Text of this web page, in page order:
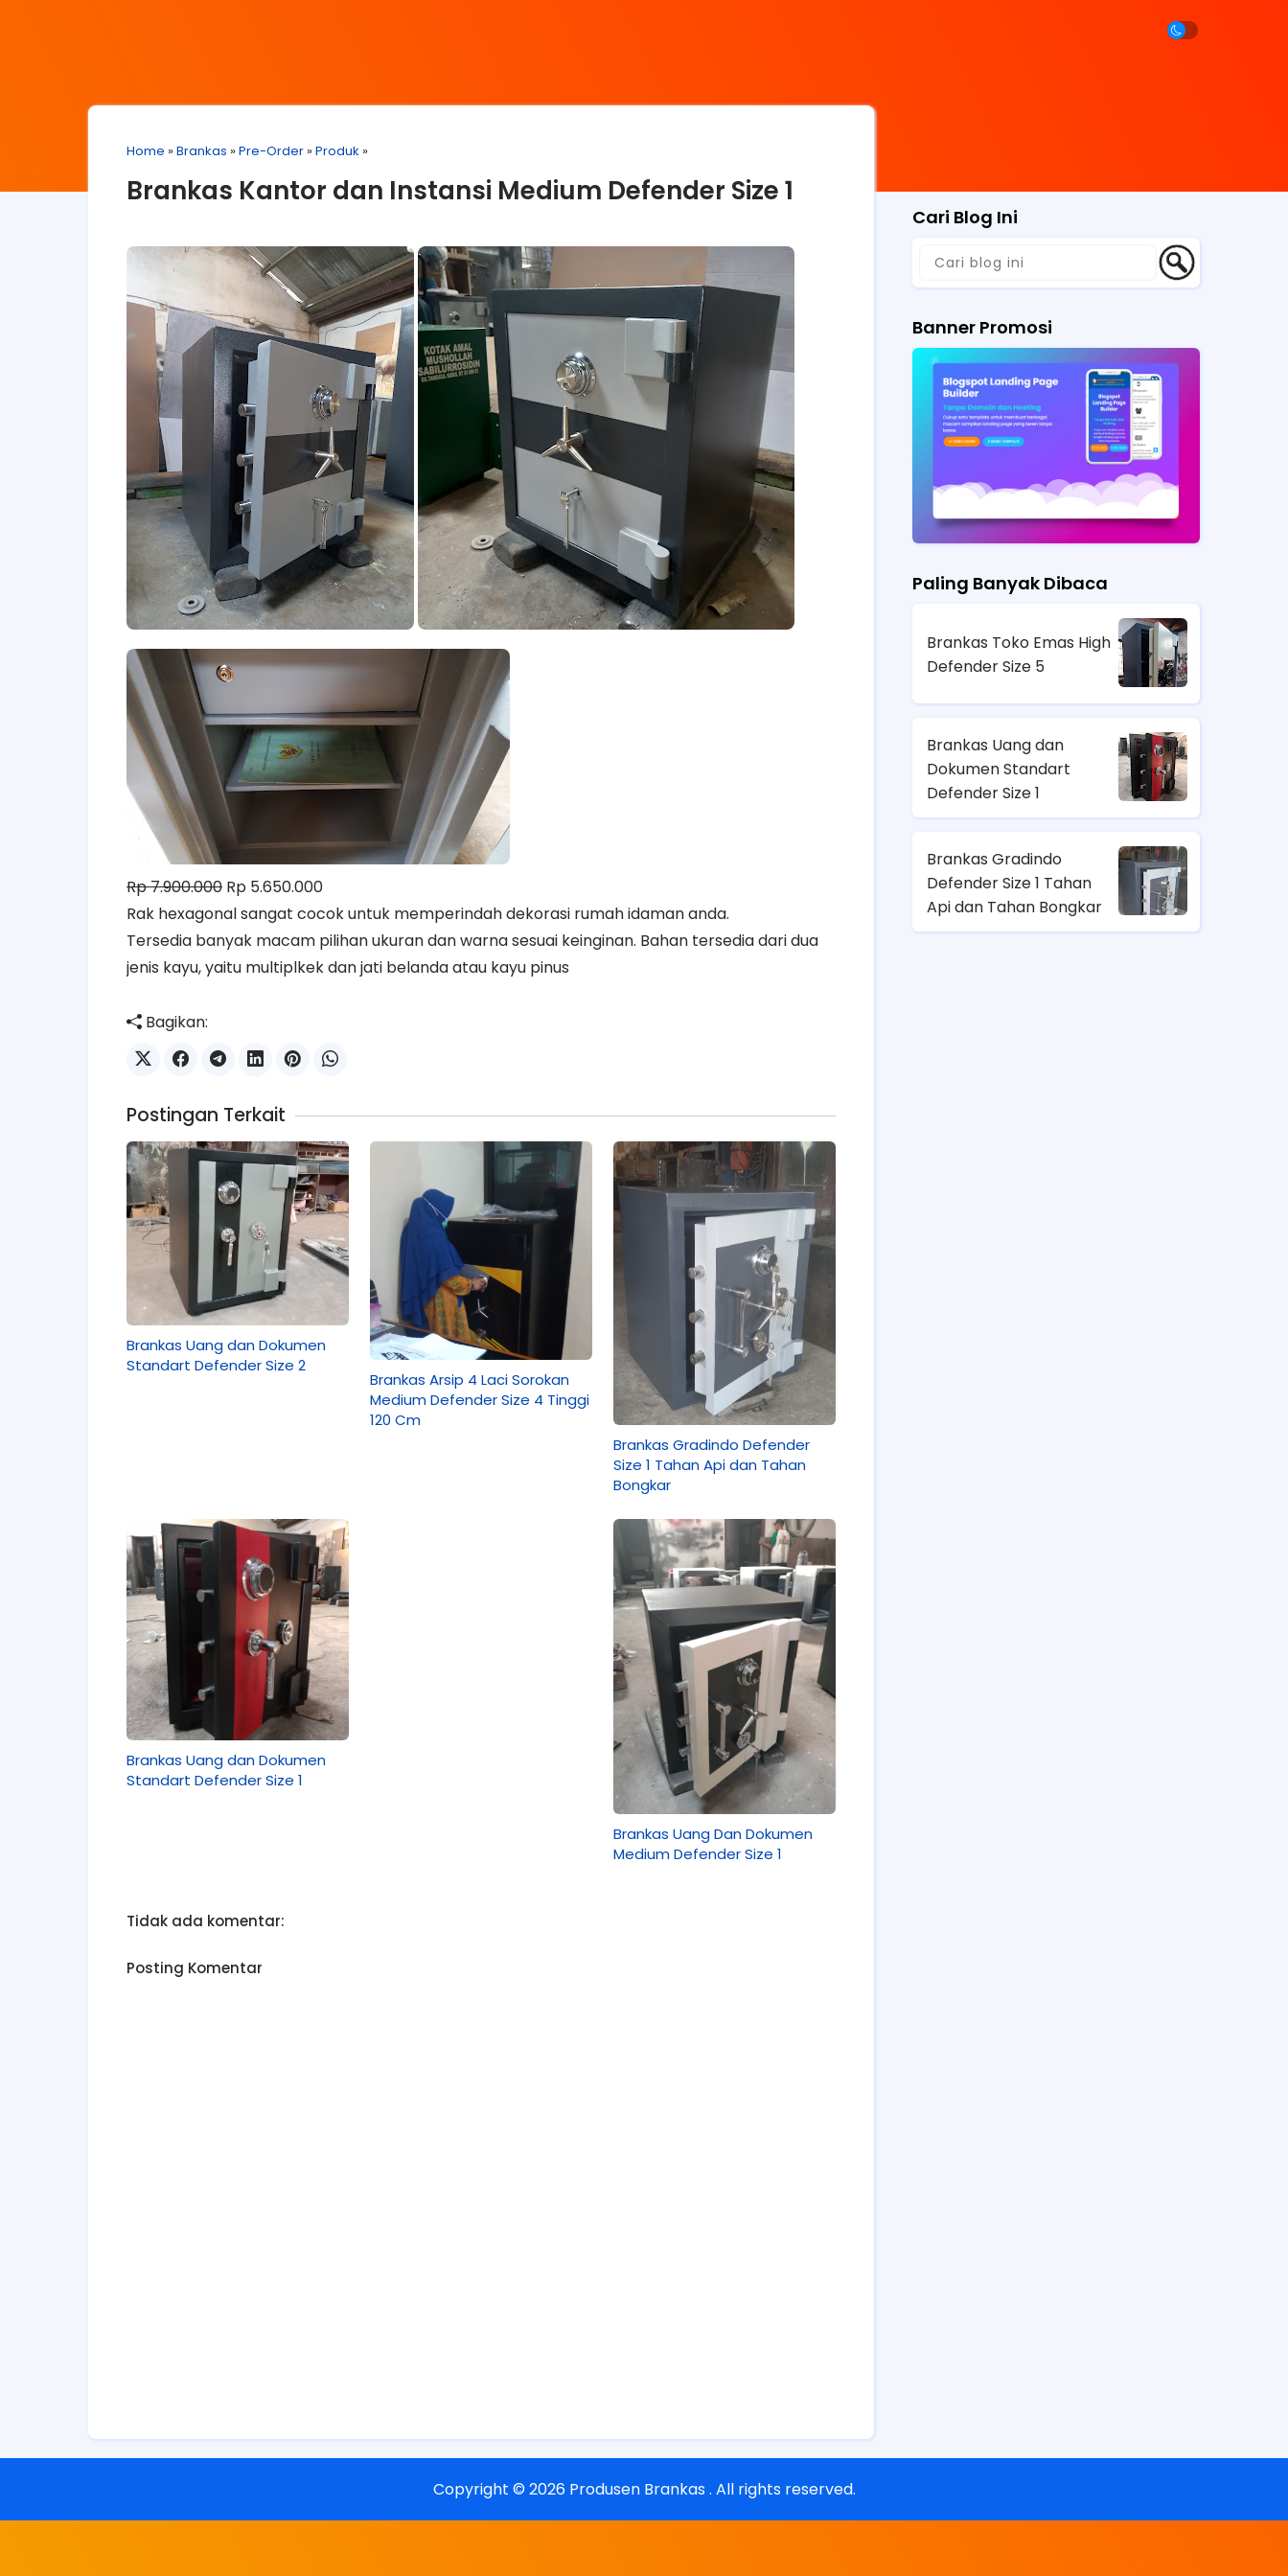
Home »Brankas »Pre-Order »Produk »
Brankas Kantor dan Instansi Medium Defender Size 1
Rp 7.900.000 Rp 5.650.000
Rak hexagonal sangat cocok untuk memperindah dekorasi rumah idaman anda.
Tersedia banyak macam pilihan ukuran dan warna sesuai keinginan. Bahan tersedia dari dua
jenis kayu, yaitu multiplkek dan jati belanda atau kayu pinus
Bagikan:
Postingan Terkait
Brankas Uang dan Dokumen
Standart Defender Size 2
Brankas Arsip 4 Laci Sorokan
Medium Defender Size 4 Tinggi
120 Cm
Brankas Gradindo Defender
Size 1 Tahan Api dan Tahan
Bongkar
Brankas Uang dan Dokumen
Standart Defender Size 1
Brankas Uang Dan Dokumen
Medium Defender Size 1
Tidak ada komentar:
Posting Komentar
Cari Blog Ini
Banner Promosi
Paling Banyak Dibaca
Brankas Toko Emas High
Defender Size 5
Brankas Uang dan
Dokumen Standart
Defender Size 1
Brankas Gradindo
Defender Size 1 Tahan
Api dan Tahan Bongkar
Copyright © 2026 Produsen Brankas. All rights reserved.